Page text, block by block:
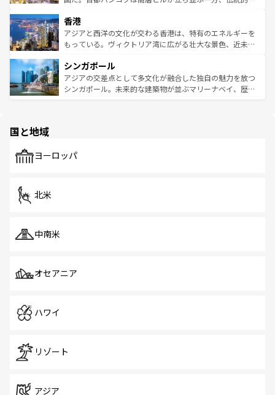
とつ。フォーやバインミー、ベトナムコーヒーなどは、ぜ
ひ現地で味わいたい。どの地域を訪れてもあたたかい人々
が旅行者を迎えてくれるので、きっと忘れられない旅にな
参照してほしい。
の活気が交差している。北部ではチェンマイなどの山岳地
帯で自然と触れ合い、南部ではプーケットやクラビの美し
いビーチでリゾート気分を楽しむことができる。タイ料理
激する。気候は一年中温暖で、どの季節にも異なる楽しみ
が待っている。親しみやすいタイの人々、仏教を中心とし
た文化、そして多様な観光資源が、訪れる旅人を魅了し続
香港
アジアと西洋の文化が交わる香港は、特有のエネルギーを
もっている。ヴィクトリア湾に広がる壮大な景色、近未来
み、どこを訪れても感動するはず。観光スポットが密集し
ており、効率よく見どころを回れるのも魅力。息をのむよ
うな絶景から文化的な体験まで、香港を存分に楽しみ尽く
シンガポール
アジアの交差点として多文化が融合した独自の魅力を放つ
シンガポール。未来的な建築物が並ぶマリーナベイ、歴史
で、ホーカーズは地元の風情を楽しめる外せないスポット
国と地域
ヨーロッパ
北米
中南米
オセアニア
ハワイ
リゾート
アジア